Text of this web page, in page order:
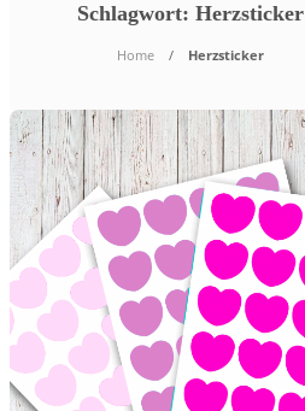
Schlagwort: Herzsticker
Home Herzsticker